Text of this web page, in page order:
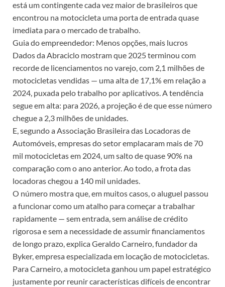
está um contingente cada vez maior de brasileiros que
encontrou na motocicleta uma porta de entrada quase
imediata para o mercado de trabalho.
Guia do empreendedor: Menos opções, mais lucros
Dados da Abraciclo mostram que 2025 terminou com
recorde de licenciamentos no varejo, com 2,1 milhões de
motocicletas vendidas — uma alta de 17,1% em relação a
2024, puxada pelo trabalho por aplicativos. A tendência
segue em alta: para 2026, a projeção é de que esse número
chegue a 2,3 milhões de unidades.
E, segundo a Associação Brasileira das Locadoras de
Automóveis, empresas do setor emplacaram mais de 70
mil motocicletas em 2024, um salto de quase 90% na
comparação com o ano anterior. Ao todo, a frota das
locadoras chegou a 140 mil unidades.
O número mostra que, em muitos casos, o aluguel passou
a funcionar como um atalho para começar a trabalhar
rapidamente — sem entrada, sem análise de crédito
rigorosa e sem a necessidade de assumir financiamentos
de longo prazo, explica Geraldo Carneiro, fundador da
Byker, empresa especializada em locação de motocicletas.
Para Carneiro, a motocicleta ganhou um papel estratégico
justamente por reunir características difíceis de encontrar